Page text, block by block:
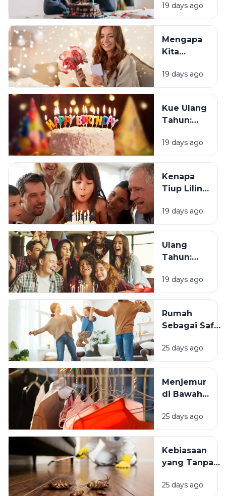
Sebagian
Orang
Merasa
Sedih Saat
Tahun?
19 days ago
Mengapa
Kita
Mendapat
Ucapan
Tahun?
19 days ago
Kue Ulang
Tahun:
Tradisi Ini
Berawal?
19 days ago
Kenapa
Tiup Lilin
Tradisi
Saat Ulang
19 days ago
Ulang
Tahun:
Momen
Bertambah
Terasa
Istimewa?
19 days ago
Rumah
Sebagai Safe
Mengapa
Lingkungan
Tinggal yang
Bersih
Kesejahteraan
Kita?
25 days ago
Menjemur
di Bawah
atau Di
Tempat
Mana yang
Lebih
25 days ago
Kebiasaan
yang Tanpa
Mengundang
25 days ago